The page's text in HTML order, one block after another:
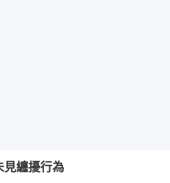
纏擾行為